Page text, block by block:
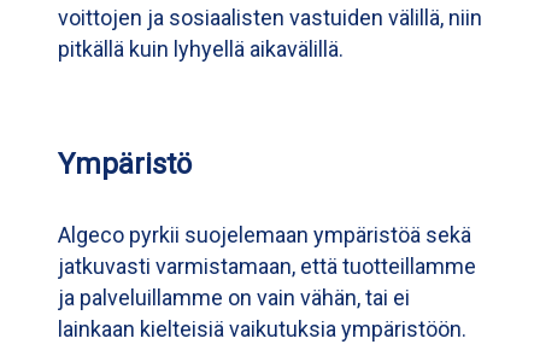
voittojen ja sosiaalisten vastuiden välillä, niin
pitkällä kuin lyhyellä aikavälillä.
Ympäristö
Algeco pyrkii suojelemaan ympäristöä sekä
jatkuvasti varmistamaan, että tuotteillamme
ja palveluillamme on vain vähän, tai ei
lainkaan kielteisiä vaikutuksia ympäristöön.